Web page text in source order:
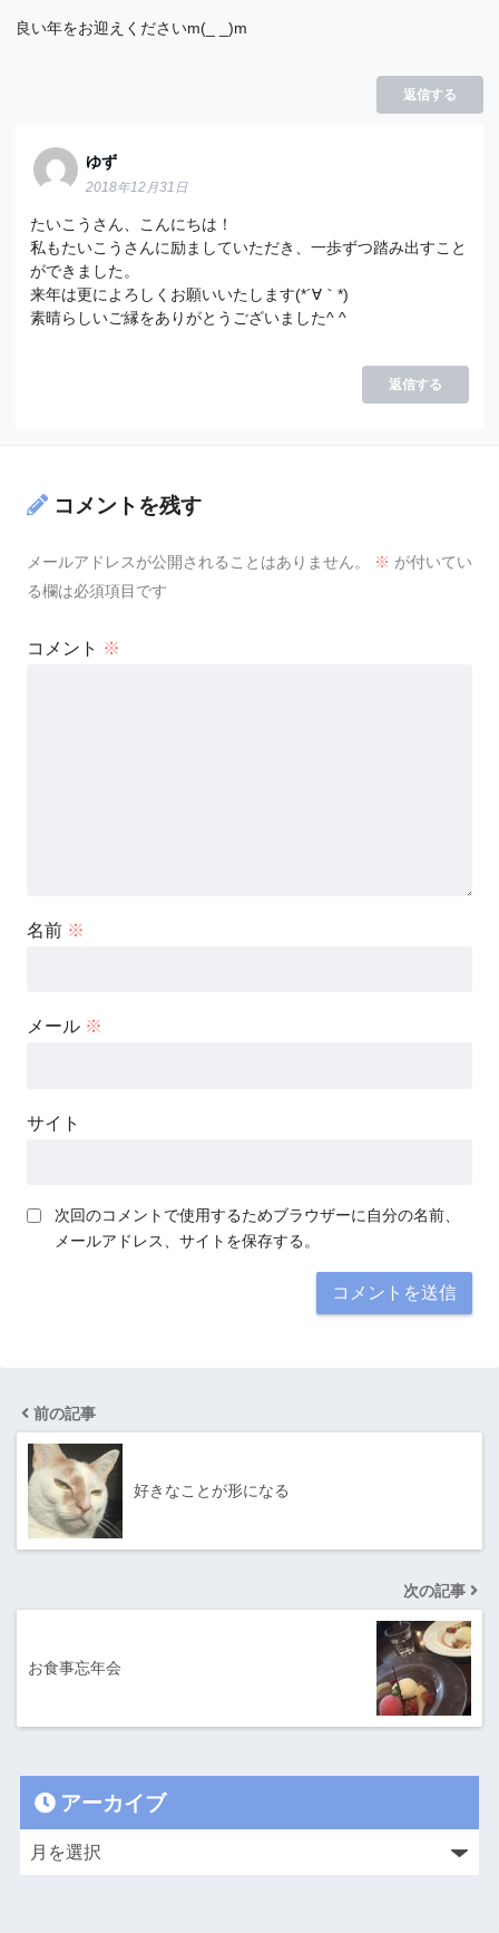
良い年をお迎えくださいm(_ _)m
返信する
ゆず
2018年12月31日
たいこうさん、こんにちは！
私もたいこうさんに励ましていただき、一歩ずつ踏み出すこと
ができました。
来年は更によろしくお願いいたします(*´∀｀*)
素晴らしいご縁をありがとうございました^ ^
返信する
コメントを残す
メールアドレスが公開されることはありません。 ※ が付いてい
る欄は必須項目です
コメント ※
名前 ※
メール ※
サイト
次回のコメントで使用するためブラウザーに自分の名前、
メールアドレス、サイトを保存する。
前の記事
好きなことが形になる
次の記事
お食事忘年会
アーカイブ